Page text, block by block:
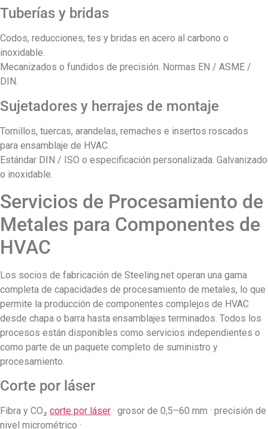
Tuberías y bridas
Codos, reducciones, tes y bridas en acero al carbono o
inoxidable.
Mecanizados o fundidos de precisión. Normas EN / ASME /
DIN.
Sujetadores y herrajes de montaje
Tornillos, tuercas, arandelas, remaches e insertos roscados
para ensamblaje de HVAC.
Estándar DIN / ISO o especificación personalizada. Galvanizado
o inoxidable.
Servicios de Procesamiento de
Metales para Componentes de
HVAC
Los socios de fabricación de Steeling.net operan una gama
completa de capacidades de procesamiento de metales, lo que
permite la producción de componentes complejos de HVAC
desde chapa o barra hasta ensamblajes terminados. Todos los
procesos están disponibles como servicios independientes o
como parte de un paquete completo de suministro y
procesamiento.
Corte por láser
Fibra y CO₂ corte por láser · grosor de 0,5–60 mm · precisión de
nivel micrométrico ·